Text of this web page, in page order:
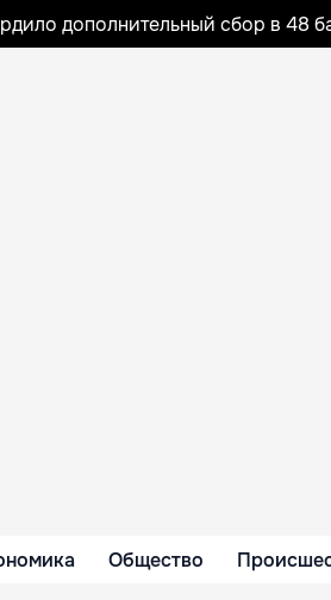
дополнительный сбор в 48
Общество